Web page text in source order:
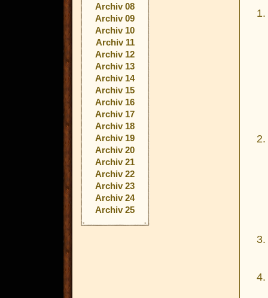
Archiv 08
Archiv 09
Archiv 10
Archiv 11
Archiv 12
Archiv 13
Archiv 14
Archiv 15
Archiv 16
Archiv 17
Archiv 18
Archiv 19
Archiv 20
Archiv 21
Archiv 22
Archiv 23
Archiv 24
Archiv 25